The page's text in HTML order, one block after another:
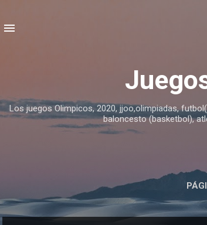
Los juegos Olimpicos, 2020, jjoo,olimpiadas,
baloncesto (basketbol),